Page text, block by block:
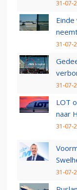
31-07-
31-07-
31-07-
LOT
naar
31-07-
31-07-